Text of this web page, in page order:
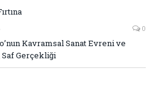
0
Kavramsal Sanat Evreni ve
Gerçekliği